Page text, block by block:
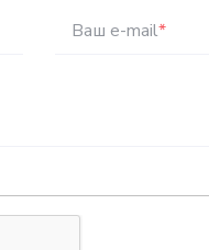
Ваш e-mail*